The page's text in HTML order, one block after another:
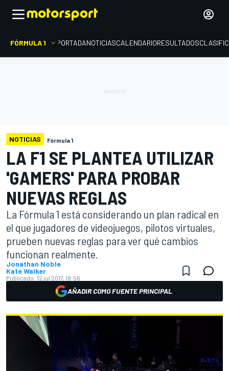
FÓRMULA 1 PORTADANOTICIASCALENDARIORESULTADOS
NOTICIAS Fórmula 1
LA F1 SE PLANTEA UTILIZAR
'GAMERS' PARA PROBAR
NUEVAS REGLAS
La Fórmula 1 está considerando un plan radical en
el que jugadores de videojuegos, pilotos virtuales,
prueben nuevas reglas para ver qué cambios
funcionan realmente.
Jonathan Noble
Kate Walker
Publicado: 12 jul 2017, 18:56
AÑADIR COMO FUENTE PRINCIPAL